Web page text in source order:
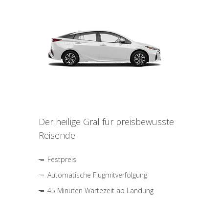
Der heilige Gral für preisbewusste
Reisende
Festpreis
Automatische Flugmitverfolgung
45 Minuten Wartezeit ab Landung